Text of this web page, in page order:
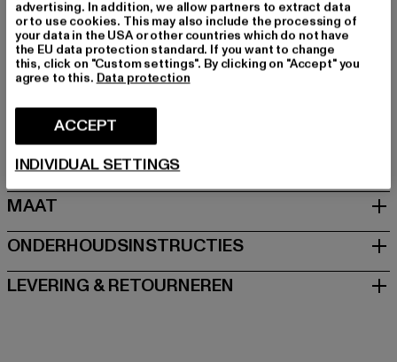
Kleur: grau
Kleur fabrikant: anthracite
Materiële samenstelling: 100% Polyester
Art.Nr: BD5022-01745
Fabrikant: Brandit Textil GmbH |
Spichernstraße 6a | 50672 Köln | DE
MAAT
ONDERHOUDSINSTRUCTIES
LEVERING & RETOURNEREN
advertising. In addition, we allow partners to extract data
or to use cookies. This may also include the processing of
your data in the USA or other countries which do not have
the EU data protection standard. If you want to change
this, click on "Custom settings". By clicking on "Accept" you
agree to this. Data protection
ACCEPT
INDIVIDUAL SETTINGS